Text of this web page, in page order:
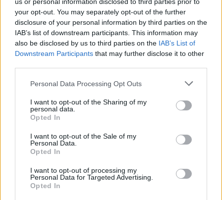
your opt-out. You may separately opt-out of the further
disclosure of your personal information by third parties on the
IAB’s list of downstream participants. This information may
also be disclosed by us to third parties on the IAB’s List of
Downstream Participants that may further disclose it to other
Personal Data Processing Opt Outs
I want to opt-out of the Sharing of my
personal data.
Opted In
I want to opt-out of the Sale of my
Personal Data.
Opted In
I want to opt-out of processing my
Personal Data for Targeted Advertising.
Opted In
από τις πλημμύρες σε δύο
κατεχόμενες από τη Ρωσία πόλεις
Η Ρωσία ανέβασε σήμερα σε 17 τον απολογισμό
των νεκρών από τις πλημμύρες που
προκλήθηκαν σε δύο πόλεις στη νότια...
13 ΙΟΥΝ. 2023, 16:11